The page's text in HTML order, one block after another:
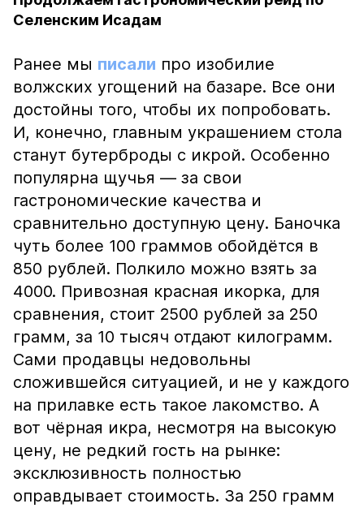
Селенским Исадам
Ранее мы писали про изобилие
волжских угощений на базаре. Все они
достойны того, чтобы их попробовать.
И, конечно, главным украшением стола
станут бутерброды с икрой. Особенно
популярна щучья — за свои
гастрономические качества и
сравнительно доступную цену. Баночка
чуть более 100 граммов обойдётся в
850 рублей. Полкило можно взять за
4000. Привозная красная икорка, для
сравнения, стоит 2500 рублей за 250
грамм, за 10 тысяч отдают килограмм.
Сами продавцы недовольны
сложившейся ситуацией, и не у каждого
на прилавке есть такое лакомство. А
вот чёрная икра, несмотря на высокую
цену, не редкий гость на рынке:
эксклюзивность полностью
оправдывает стоимость. За 250 грамм